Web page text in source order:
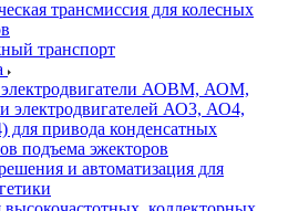
трансмиссия для колесных
транспорт
АОВМ, АОМ,
электродвигателей АО3, АО4,
привода конденсатных
подъема эжекторов
и автоматизация для